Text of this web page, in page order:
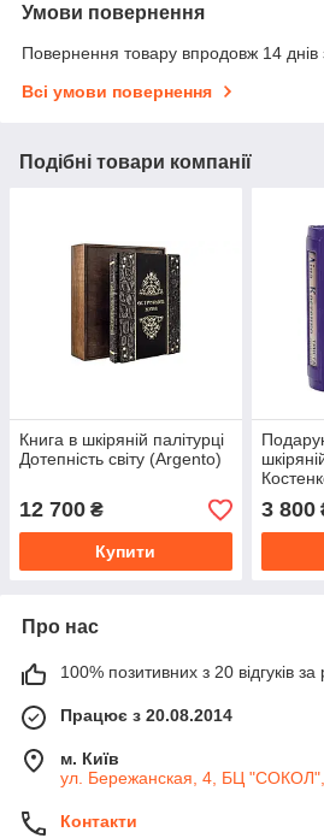
Умови повернення
Повернення товару впродовж 14 днів
Всі умови повернення
Подібні товари компанії
Книга в шкіряній палітурці
Дотепність світу (Argento)
12 700 ₴
Купити
Формат
3 800
Про нас
100% позитивних з 20 відгуків за
Працює з 20.08.2014
м. Київ
ул. Бережанская, 4, БЦ "СОКОЛ",
Контакти